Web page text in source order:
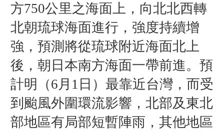
方750公里之海面上，向北北西轉
北朝琉球海面進行，強度持續增
強，預測將從琉球附近海面北上
後，朝日本南方海面一帶前進。預
計明（6月1日）最靠近台灣，而受
到颱風外圍環流影響，北部及東北
部地區有局部短暫陣雨，其他地區